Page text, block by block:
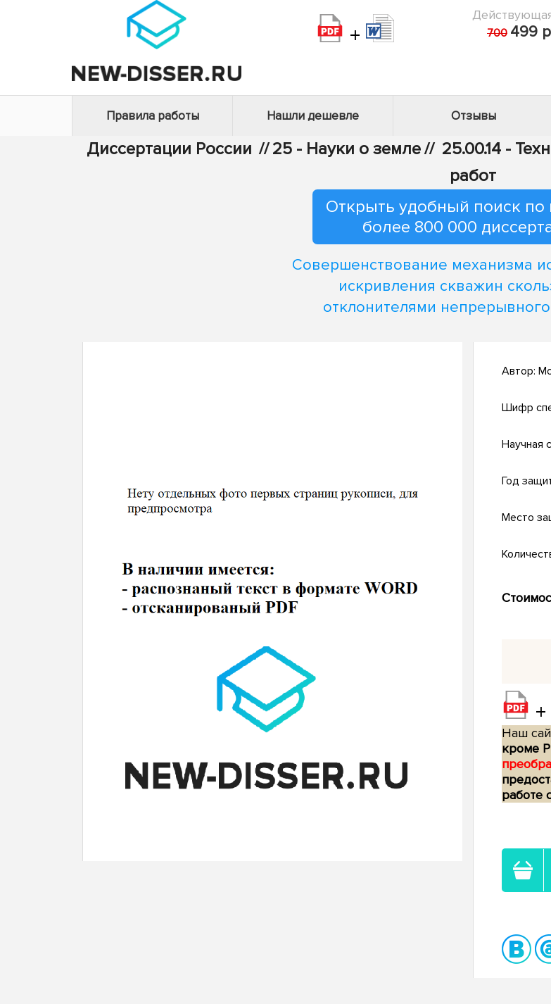
+ 700 499
Правила работы Нашли дешевле Отзывы
Диссертации России // 25 - Науки о земле// 25.00.14 -
работ
Открыть удобный поиск по
более 800 000
Совершенствование механизма
искривления скважин
отклонителями
Автор:
Шифр
Научная
Год
Место
+
Наш
кроме
работе